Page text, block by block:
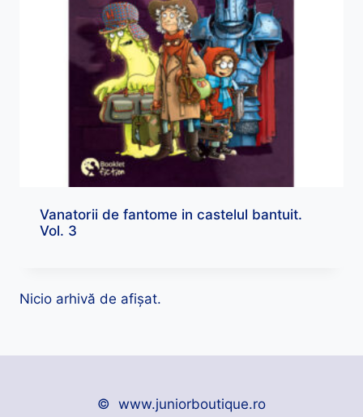
Vanatorii de fantome in castelul bantuit.
Vol. 3
Nicio arhivă de afișat.
© www.juniorboutique.ro